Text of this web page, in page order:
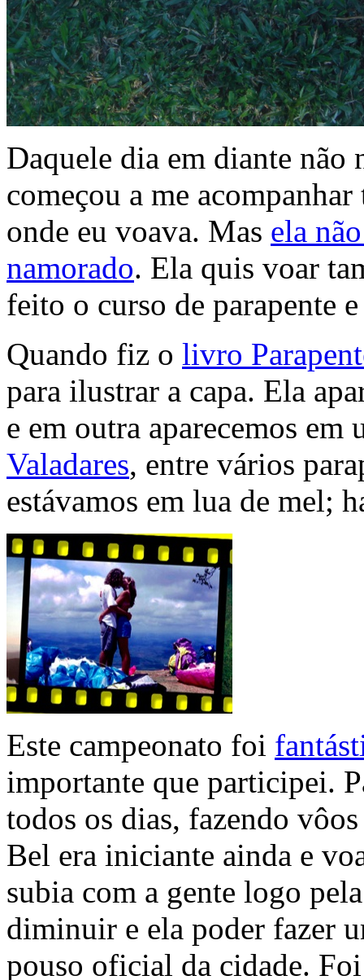
Daquele dia em diante não
começou a me
onde eu voava. Mas ela
namorado. Ela quis voar
feito o curso de parapente
Quando fiz o livro
para ilustrar a capa. Ela
e em outra aparecemos
Valadares, entre vários
estávamos em lua de mel;
Este campeonato foi
importante que participei.
todos os dias, fazendo
Bel era iniciante ainda e
subia com a gente logo
diminuir e ela poder fazer
pouso oficial da cidade.